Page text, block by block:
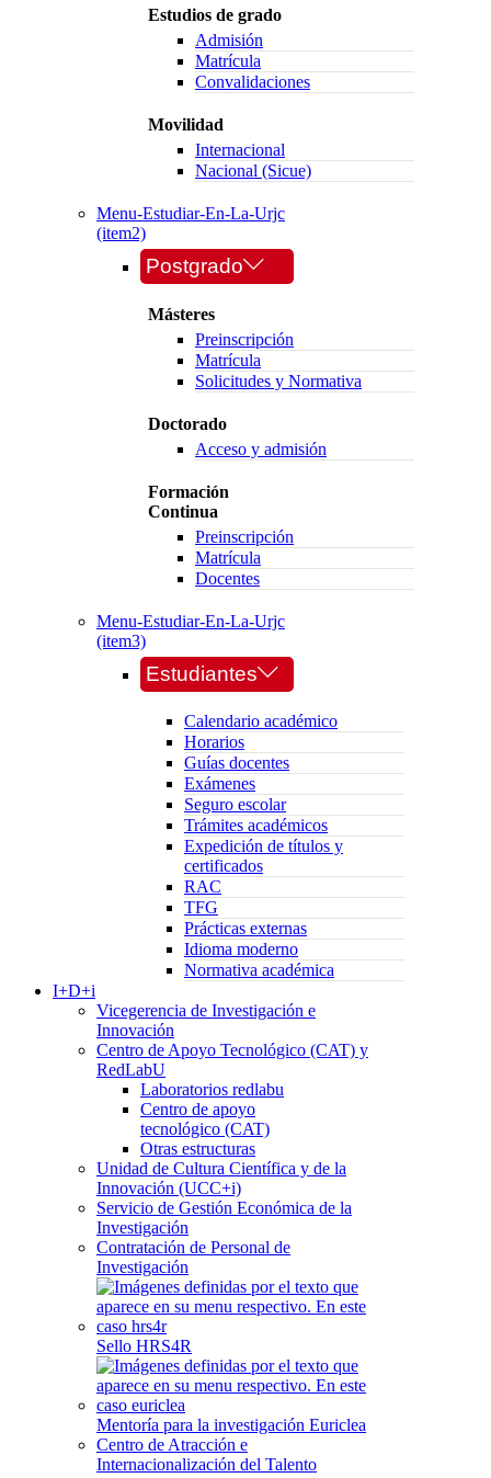
Estudios de grado
Admisión
Matrícula
Convalidaciones
Movilidad
Internacional
Nacional (Sicue)
Menu-Estudiar-En-La-Urjc
(item2)
Postgrado
Másteres
Preinscripción
Matrícula
Solicitudes y Normativa
Doctorado
Acceso y admisión
Formación
Continua
Preinscripción
Matrícula
Docentes
Menu-Estudiar-En-La-Urjc
(item3)
Estudiantes
Calendario académico
Horarios
Guías docentes
Exámenes
Seguro escolar
Trámites académicos
Expedición de títulos y
certificados
RAC
TFG
Prácticas externas
Idioma moderno
Normativa académica
I+D+i
Vicegerencia de Investigación e
Innovación
Centro de Apoyo Tecnológico (CAT) y
RedLabU
Laboratorios redlabu
Centro de apoyo
tecnológico (CAT)
Otras estructuras
Unidad de Cultura Científica y de la
Innovación (UCC+i)
Servicio de Gestión Económica de la
Investigación
Contratación de Personal de
Investigación
Sello HRS4R
Mentoría para la investigación Euriclea
Centro de Atracción e
Internacionalización del Talento